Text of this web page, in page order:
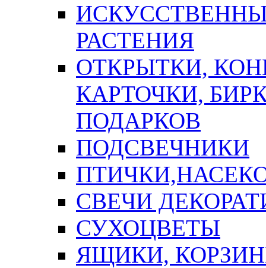
РАСТЕНИЯ
ОТКРЫТКИ,
КАРТОЧКИ,
ПОДАРКОВ
ПОДСВЕЧНИКИ
СВЕЧИ
СУХОЦВЕТЫ
ЯЩИКИ,